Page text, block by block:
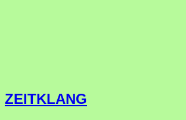
ZEITKLANG